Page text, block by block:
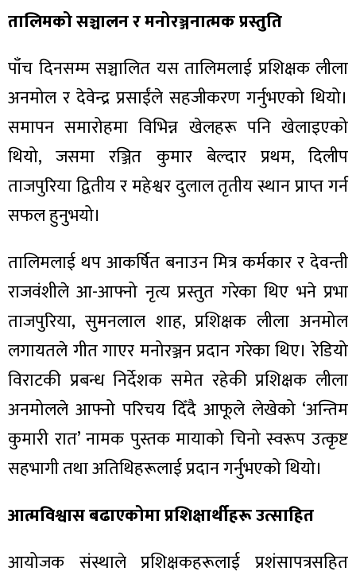
तालिमको सञ्चालन र मनोरञ्जनात्मक प्रस्तुति
पाँच दिनसम्म सञ्चालित यस तालिमलाई प्रशिक्षक लीला
अनमोल र देवेन्द्र प्रसाईंले सहजीकरण गर्नुभएको थियो।
समापन समारोहमा विभिन्न खेलहरू पनि खेलाइएको
थियो, जसमा रञ्जित कुमार बेल्दार प्रथम, दिलीप
ताजपुरिया द्वितीय र महेश्वर दुलाल तृतीय स्थान प्राप्त गर्न
सफल हुनुभयो।
तालिमलाई थप आकर्षित बनाउन मित्र कर्मकार र देवन्ती
राजवंशीले आ-आफ्नो नृत्य प्रस्तुत गरेका थिए भने प्रभा
ताजपुरिया, सुमनलाल शाह, प्रशिक्षक लीला अनमोल
लगायतले गीत गाएर मनोरञ्जन प्रदान गरेका थिए। रेडियो
विराटकी प्रबन्ध निर्देशक समेत रहेकी प्रशिक्षक लीला
अनमोलले आफ्नो परिचय दिँदै आफूले लेखेको ‘अन्तिम
कुमारी रात’ नामक पुस्तक मायाको चिनो स्वरूप उत्कृष्ट
सहभागी तथा अतिथिहरूलाई प्रदान गर्नुभएको थियो।
आत्मविश्वास बढाएकोमा प्रशिक्षार्थीहरू उत्साहित
आयोजक संस्थाले प्रशिक्षकहरूलाई प्रशंसापत्रसहित